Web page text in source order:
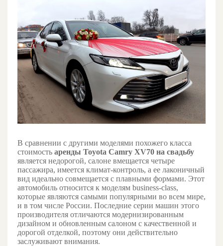
В сравнении с другими моделями похожего класса
стоимость аренды Toyota Camry XV70 на свадьбу
является недорогой, салоне вмещается четыре
пассажира, имеется климат-контроль, а ее лаконичный
вид идеально совмещается с плавными формами. Этот
автомобиль относится к моделям business-class,
которые являются самыми популярными во всем мире,
и в том числе России. Последние серии машин этого
производителя отличаются модернизированным
дизайном и обновленным салоном с качественной и
дорогой отделкой, поэтому они действительно
заслуживают внимания.